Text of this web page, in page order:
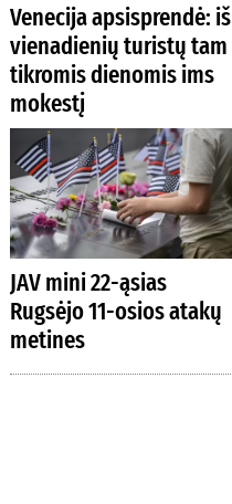
Venecija apsisprendė: iš
vienadienių turistų tam
tikromis dienomis ims
mokestį
JAV mini 22-ąsias
Rugsėjo 11-osios atakų
metines